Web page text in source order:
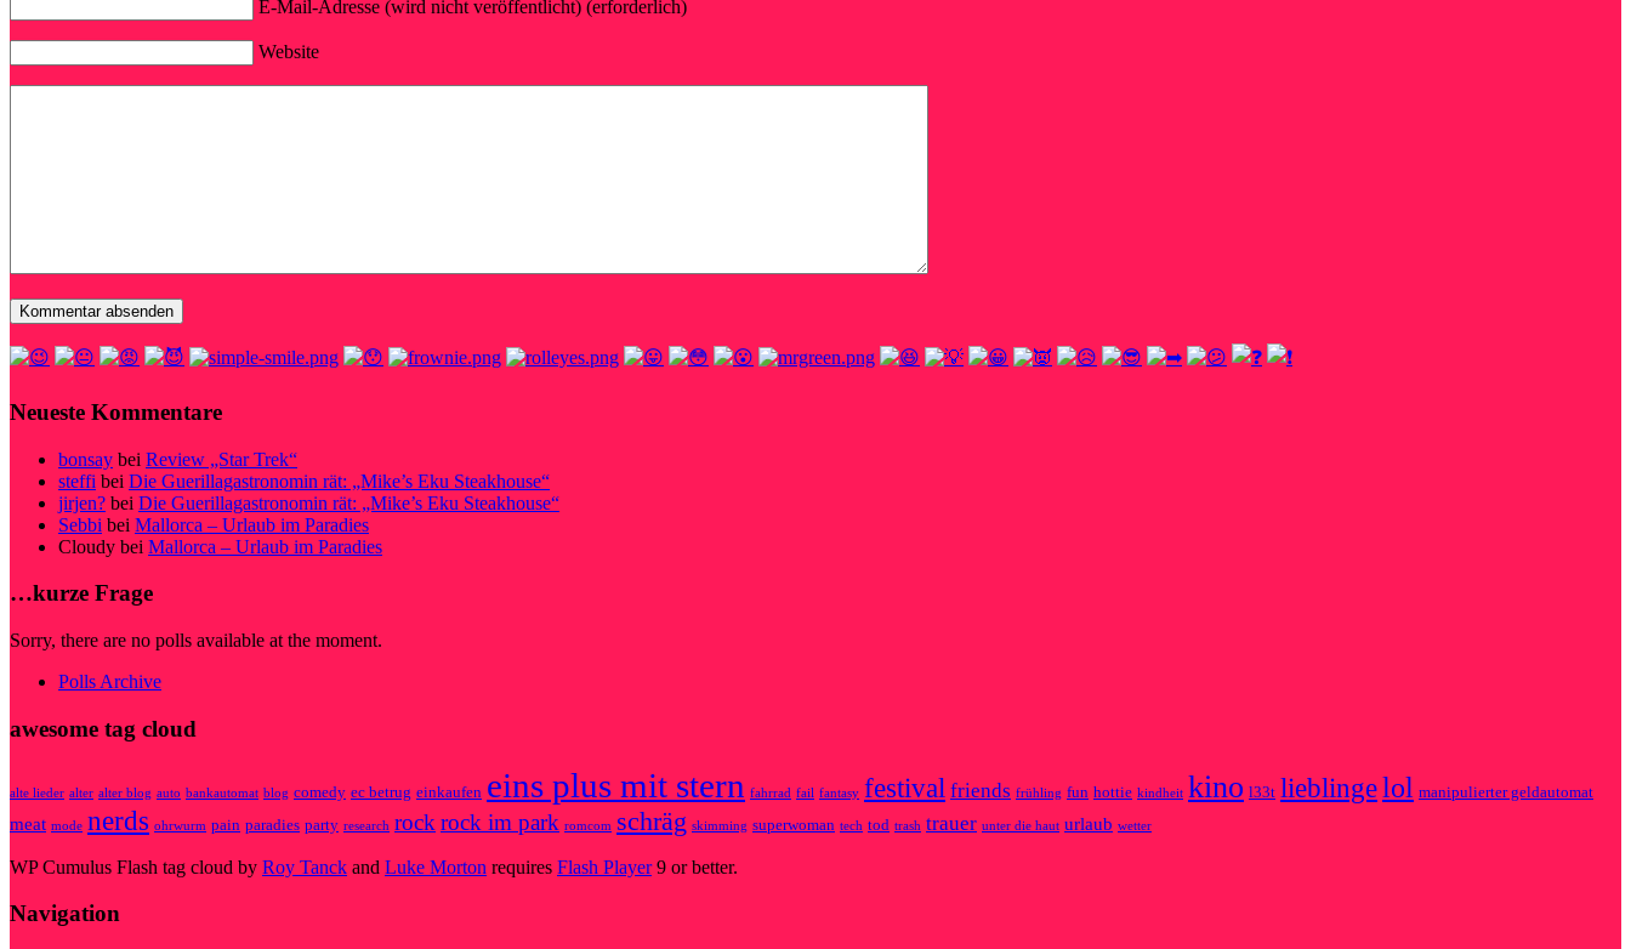
E-Mail-Adresse (wird nicht veröffentlicht) (erforderlich)
Website
Neueste Kommentare
bonsay bei Review „Star Trek“
steffi bei Die Guerillagastronomin rät: „Mike’s Eku Steakhouse“
jirjen? bei Die Guerillagastronomin rät: „Mike’s Eku Steakhouse“
Sebbi bei Mallorca – Urlaub im Paradies
Cloudy bei Mallorca – Urlaub im Paradies
…kurze Frage
Sorry, there are no polls available at the moment.
Polls Archive
awesome tag cloud
alte lieder alter alter blog auto bankautomat blog comedy ec betrug einkaufen eins plus mit stern fahrrad fail fantasy festival friends frühling fun hottie kindheit kino l33t lieblingelol manipulierter geldautomat
meat mode nerds ohrwurm pain paradies party research rock rock im park romcom schräg skimming superwoman tech tod trash trauer unter die haut urlaub wetter
WP Cumulus Flash tag cloud by Roy Tanck and Luke Morton requires Flash Player9 or better.
Navigation